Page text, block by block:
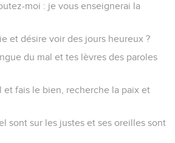
moi : je vous enseignerai la
et désire voir des jours heureux ?
du mal et tes lèvres des paroles
et fais le bien, recherche la paix et
sont sur les justes et ses oreilles sont